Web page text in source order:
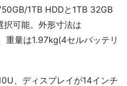
1TB HDDと1TB 32GB
択可能。外形寸法は
量は1.97kg(4セルバッテリ
、ディスプレイが14インチ